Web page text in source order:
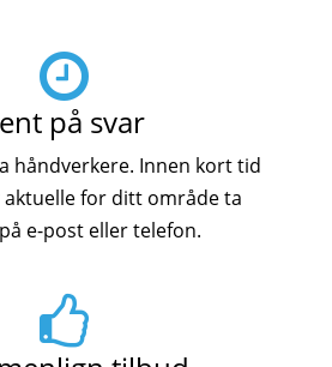
på svar
håndverkere. Innen kort tid
aktuelle for ditt område ta
e-post eller telefon.